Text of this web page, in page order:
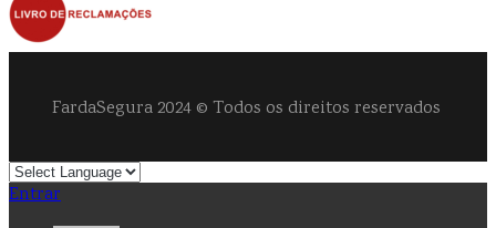
FardaSegura 2024 © Todos os direitos reservados
Entrar